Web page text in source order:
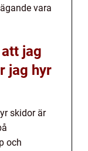
vara
jag
jag hyr
skidor är
och